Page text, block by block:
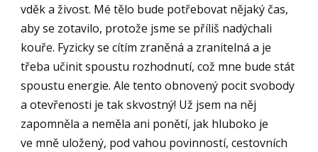
vděk a živost. Mé tělo bude potřebovat nějaký čas,
aby se zotavilo, protože jsme se příliš nadýchali
kouře. Fyzicky se cítím zraněná a zranitelná a je
třeba učinit spoustu rozhodnutí, což mne bude stát
spoustu energie. Ale tento obnovený pocit svobody
a otevřenosti je tak skvostný! Už jsem na něj
zapomněla a neměla ani ponětí, jak hluboko je
ve mně uložený, pod vahou povinností, cestovních